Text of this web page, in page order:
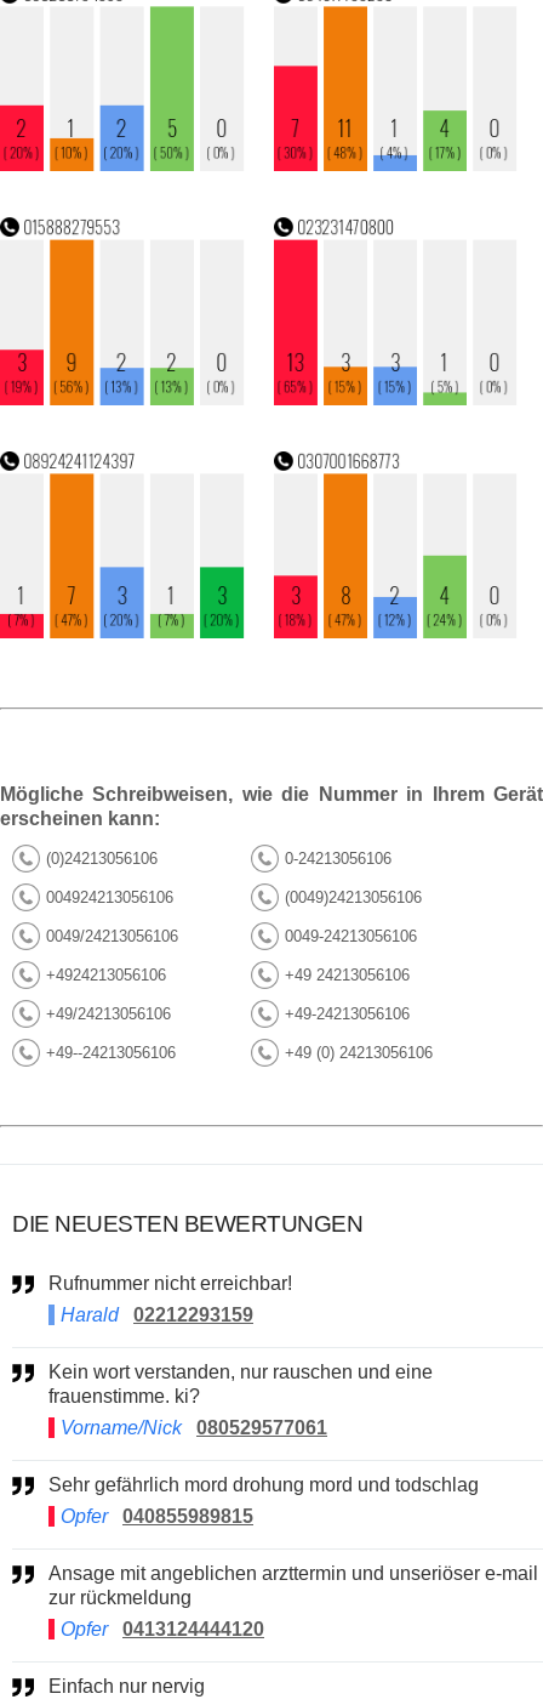
Mögliche Schreibweisen, wie die Nummer in Ihrem Gerät
erscheinen kann:
(0)24213056106 0-24213056106
004924213056106 (0049)24213056106
0049/24213056106 0049-24213056106
+4924213056106 +49 24213056106
+49/24213056106 +49-24213056106
+49--24213056106 +49 (0) 24213056106
DIE NEUESTEN BEWERTUNGEN
Rufnummer nicht erreichbar!
Harald
02212293159
Kein wort verstanden, nur rauschen und eine
frauenstimme. ki?
Vorname/Nick
080529577061
Sehr gefährlich mord drohung mord und todschlag
Opfer
040855989815
Ansage mit angeblichen arzttermin und unseriöser e-mail
zur rückmeldung
Opfer
0413124444120
Einfach nur nervig